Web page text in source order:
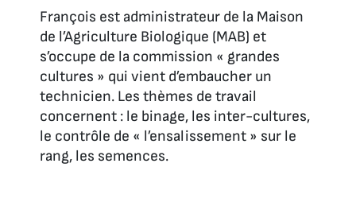
François est administrateur de la Maison
de l’Agriculture Biologique (MAB) et
s’occupe de la commission « grandes
cultures » qui vient d’embaucher un
technicien. Les thèmes de travail
concernent : le binage, les inter-cultures,
le contrôle de « l’ensalissement » sur le
rang, les semences.